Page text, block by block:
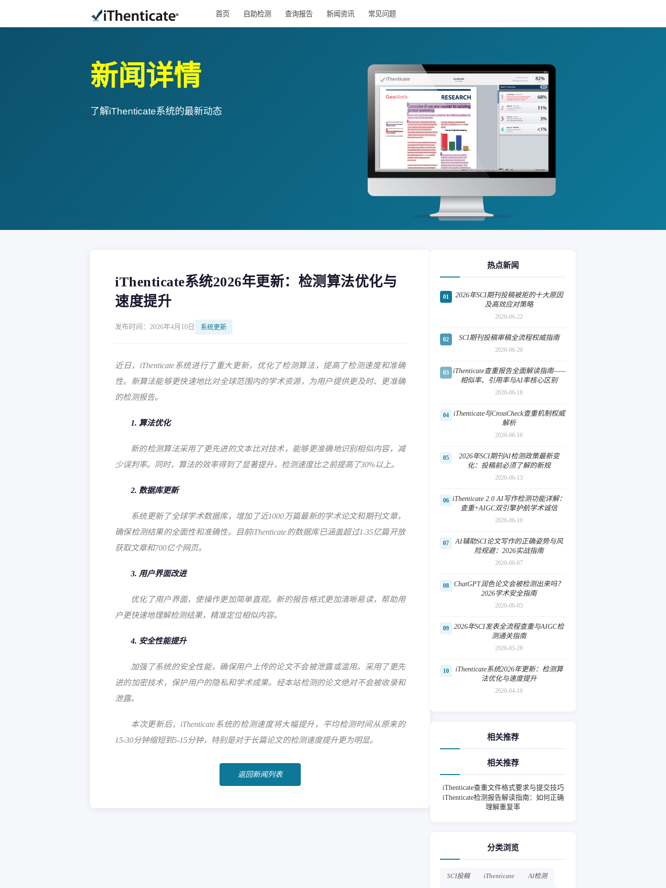
首页 自助检测 查询报告 新闻资讯 常见问题
新闻详情
了解iThenticate系统的最新动态
iThenticate系统2026年更新：检测算法优化与
速度提升
发布时间：2026年4月10日 系统更新
近日，iThenticate系统进行了重大更新，优化了检测算法，提高了检测速度和准确
性。新算法能够更快速地比对全球范围内的学术资源，为用户提供更及时、更准确
的检测报告。
1. 算法优化
新的检测算法采用了更先进的文本比对技术，能够更准确地识别相似内容，减
少误判率。同时，算法的效率得到了显著提升，检测速度比之前提高了30%以上。
2. 数据库更新
系统更新了全球学术数据库，增加了近1000万篇最新的学术论文和期刊文章，
确保检测结果的全面性和准确性。目前iThenticate的数据库已涵盖超过1.35亿篇开放
获取文章和700亿个网页。
3. 用户界面改进
优化了用户界面，使操作更加简单直观。新的报告格式更加清晰易读，帮助用
户更快速地理解检测结果，精准定位相似内容。
4. 安全性能提升
加强了系统的安全性能，确保用户上传的论文不会被泄露或滥用。采用了更先
进的加密技术，保护用户的隐私和学术成果。经本站检测的论文绝对不会被收录和
泄露。
本次更新后，iThenticate系统的检测速度将大幅提升，平均检测时间从原来的
15-30分钟缩短到5-15分钟，特别是对于长篇论文的检测速度提升更为明显。
返回新闻列表
热点新闻
01
2026年SCI期刊投稿被拒的十大原因
及高效应对策略
2026-06-22
02 SCI期刊投稿审稿全流程权威指南
2026-06-20
03
iThenticate查重报告全面解读指南——
相似率、引用率与AI率核心区别
2026-06-18
04
iThenticate与CrossCheck查重机制权威
解析
2026-06-16
05
2026年SCI期刊AI检测政策最新变
化：投稿前必须了解的新规
2026-06-13
06 iThenticate 2.0 AI写作检测功能详解：
查重+AIGC双引擎护航学术诚信
2026-06-10
07
AI辅助SCI论文写作的正确姿势与风
险规避：2026实战指南
2026-06-07
08
ChatGPT润色论文会被检测出来吗？
2026学术安全指南
2026-06-03
09
2026年SCI发表全流程查重与AIGC检
测通关指南
2026-05-28
10
iThenticate系统2026年更新：检测算
法优化与速度提升
2026-04-10
相关推荐
相关推荐
iThenticate查重文件格式要求与提交技巧
iThenticate检测报告解读指南：如何正确
理解重复率
分类浏览
SCI投稿 iThenticate AI检测